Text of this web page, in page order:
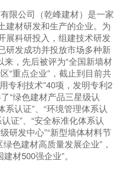
公司（乾峰建材）是一家
建材研发和生产的企业。为
展科研投入，组建技术研发
研发成功并投放市场多种新
，先后被评为“全国新墙材
“重点企业”，截止到目前共
专利技术”40项，发明专利2
“绿色建材产品三星级认
系认证”、“环境管理体系认
证”、“安全标准化体系认
研发中心”“新型墙体材料节
色建材高质量发展企业”，
材500强企业”。